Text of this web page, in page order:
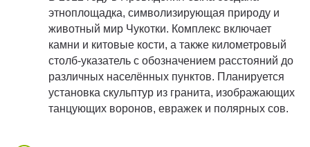
этноплощадка, символизирующая природу и
животный мир Чукотки. Комплекс включает
камни и китовые кости, а также километровый
столб-указатель с обозначением расстояний до
различных населённых пунктов. Планируется
установка скульптур из гранита, изображающих
танцующих воронов, евражек и полярных сов.